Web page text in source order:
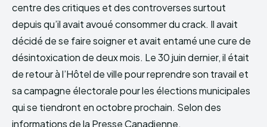
centre des critiques et des controverses surtout
depuis qu’il avait avoué consommer du crack. Il avait
décidé de se faire soigner et avait entamé une cure de
désintoxication de deux mois. Le 30 juin dernier, il était
de retour à l’Hôtel de ville pour reprendre son travail et
sa campagne électorale pour les élections municipales
qui se tiendront en octobre prochain. Selon des
informations de la Presse Canadienne.